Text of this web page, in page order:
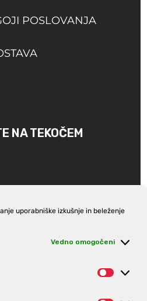
uporabniške izkušnje in beleženje
Vedno omogočeni
POSLOVANJA
NA TEKOČEM